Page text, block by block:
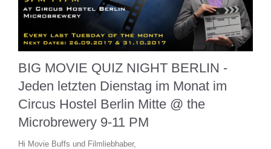
BIG MOVIE QUIZ NIGHT BERLIN -
Jeden letzten Dienstag im Monat im
Circus Hostel Berlin Mitte @ the
Microbrewery 9-11 PM
Hi Movie Buffs und Filmliebhaber,